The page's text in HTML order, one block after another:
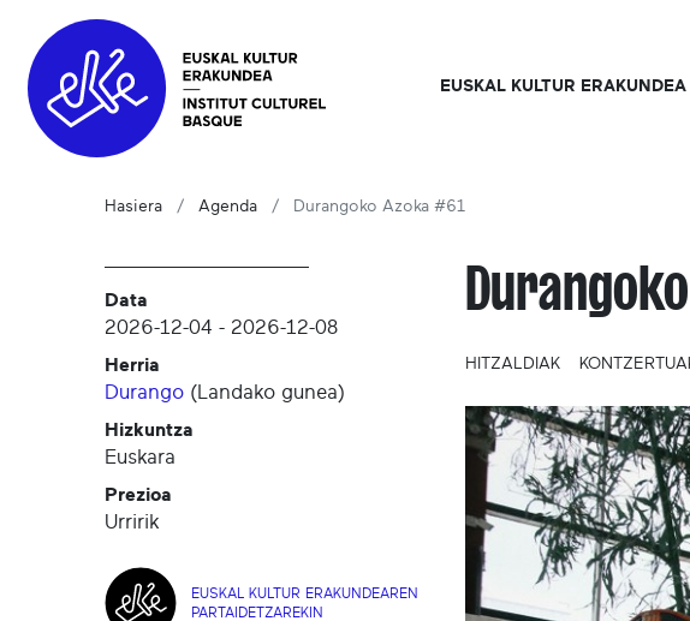
EUSKAL KULTUR ERAKUNDEA
Hasiera Agenda Durangoko Azoka #61
Data
2026-12-04 - 2026-12-08
Herria
Durango ( Landako gunea)
Hizkuntza
Euskara
Prezioa
Urririk
EUSKAL KULTUR ERAKUNDEAREN
PARTAIDETZAREKIN
HITZALDIAK